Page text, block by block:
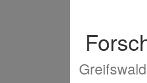
Greifswald